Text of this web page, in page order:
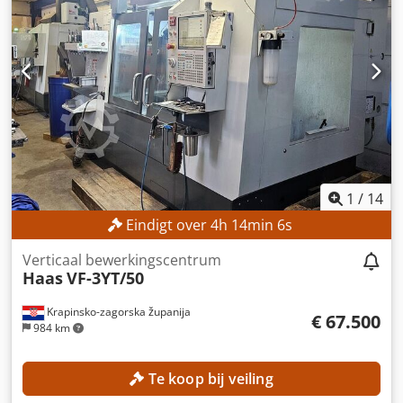
X-as: 1.270 mm Verplaatsing Y-as: 508 mm Verplaatsing Z-
as: 635 mm Spindeltoerental: 12.000 tpm Chodpezl Rzyjfx
Ah Sea Gereedschapshouder: CAT40 Aantal
gereedschapsplaatsen: 30 MACHINEGEGEVENS Aantal uren
in gebruik: 11.136 uur (per 26-07-2026) Aantal
bewerkingstijden: 2.403 uur (per 26-07-2026) Aantal
cyclustijden: 3.364 uur (per 26-07-2026) UITRUSTING
Interne koelvloeistoftoevoer Renishaw intuïtief draadloos
meetsysteem Nevelcondensator Spaanafvoer ca. 15
gereedschapshouders
1 / 14
Eindigt over4h 14min 3s
Krapinsko-zagorska županija
984 km
Verticaal bewerkingscentrum
HaasVF-3YT/50
€ 67.500
Te koop bij veiling